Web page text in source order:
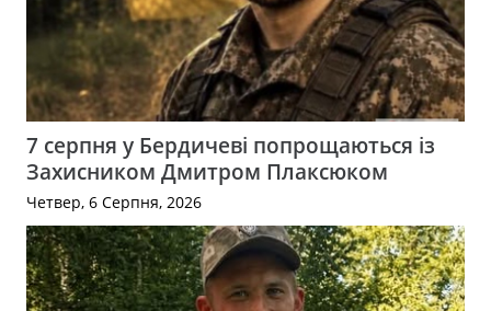
7 серпня у Бердичеві попрощаються із
Захисником Дмитром Плаксюком
Четвер, 6 Серпня, 2026